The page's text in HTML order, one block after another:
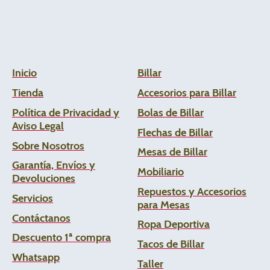
Inicio
Tienda
Política de Privacidad y
Aviso Legal
Sobre Nosotros
Garantía, Envíos y
Devoluciones
Servicios
Contáctanos
Descuento 1ª compra
Whatsapp
Billar
Accesorios para Billar
Bolas de Billar
Flechas de Billar
Mesas de Billar
Mobiliario
Repuestos y Accesorios
para Mesas
Ropa Deportiva
Tacos de Billar
Taller